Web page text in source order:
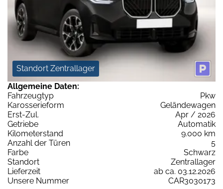
Standort Zentrallager
Allgemeine Daten:
Fahrzeugtyp
Pkw
Karosserieform
Geländewagen
Erst-Zul.
Apr / 2026
Getriebe
Automatik
Kilometerstand
9.000 km
Anzahl der Türen
5
Farbe
Schwarz
Standort
Zentrallager
Lieferzeit
ab ca. 03.12.2026
Unsere Nummer
CAR3030173